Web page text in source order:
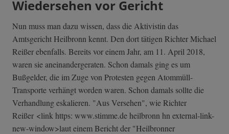
Wiedersehen vor Gericht
Nun muss man dazu wissen, dass die Aktivistin das
Amtsgericht Heilbronn kennt. Den dort tätigen Richter Michael
Reißer ebenfalls. Bereits vor einem Jahr, am 11. April 2018,
waren sie aneinandergeraten. Schon damals ging es um
Bußgelder, die im Zuge von Protesten gegen Atommüll-
Transporte verhängt worden waren. Schon damals sollte die
Verhandlung eskalieren. "Aus Versehen", wie Richter
Reißer <link https: www.stimme.de heilbronn hn external-link-
new-window>laut einem Bericht der "Heilbronner